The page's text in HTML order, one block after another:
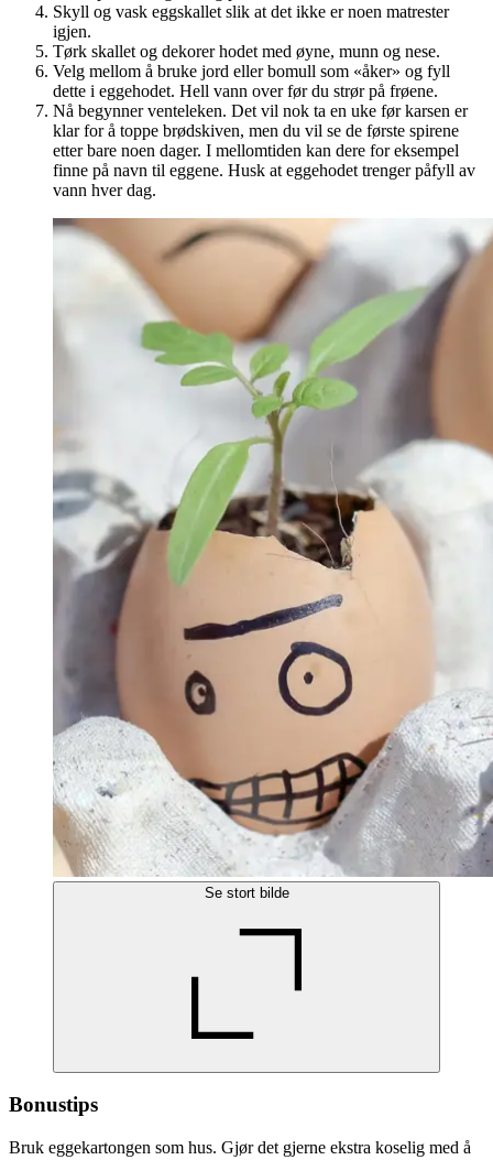
Skyll og vask eggskallet slik at det ikke er noen matrester
igjen.
Tørk skallet og dekorer hodet med øyne, munn og nese.
Velg mellom å bruke jord eller bomull som «åker» og fyll
dette i eggehodet. Hell vann over før du strør på frøene.
Nå begynner venteleken. Det vil nok ta en uke før karsen er
klar for å toppe brødskiven, men du vil se de første spirene
etter bare noen dager. I mellomtiden kan dere for eksempel
finne på navn til eggene. Husk at eggehodet trenger påfyll av
vann hver dag.
Se stort bilde
Bonustips
Bruk eggekartongen som hus. Gjør det gjerne ekstra koselig med å